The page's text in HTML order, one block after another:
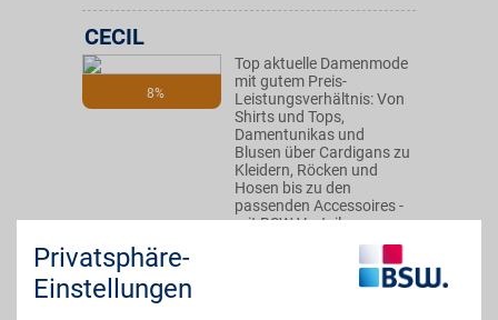
8%
CECIL
Top aktuelle Damenmode
mit gutem Preis-
Leistungsverhältnis: Von
Shirts und Tops,
Damentunikas und
Blusen über Cardigans zu
Kleidern, Röcken und
Hosen bis zu den
passenden Accessoires -
mit BSW-Vorteil.
Zum Partnerprofil
Privatsphäre-
Einstellungen